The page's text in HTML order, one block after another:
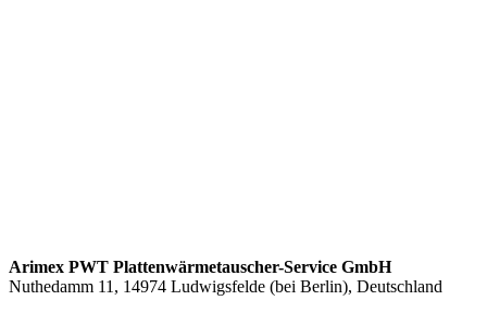
Arimex PWT Plattenwärmetauscher-Service GmbH
Nuthedamm 11, 14974 Ludwigsfelde (bei Berlin), Deutschland